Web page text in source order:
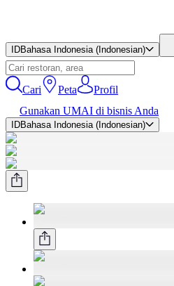
IDBahasa Indonesia (Indonesian)
Cari Peta
Profil
Gunakan UMAI di bisnis Anda
IDBahasa Indonesia (Indonesian)